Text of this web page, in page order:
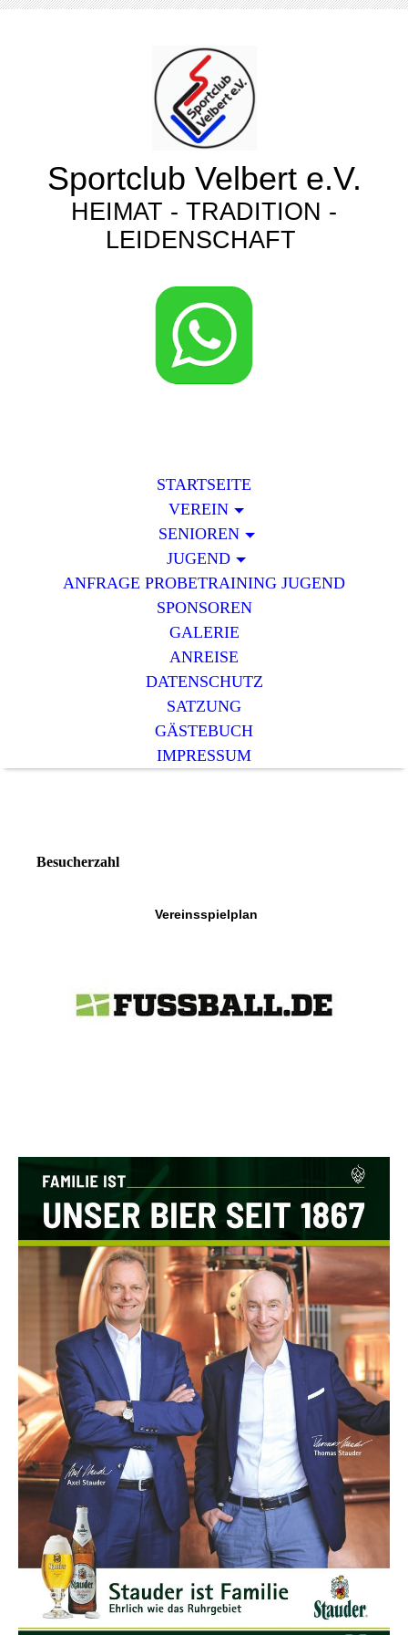
Sportclub Velbert e.V.
HEIMAT - TRADITION -
LEIDENSCHAFT
STARTSEITE
VEREIN
SENIOREN
JUGEND
ANFRAGE PROBETRAINING JUGEND
SPONSOREN
GALERIE
ANREISE
DATENSCHUTZ
SATZUNG
GÄSTEBUCH
IMPRESSUM
Besucherzahl
Vereinsspielplan